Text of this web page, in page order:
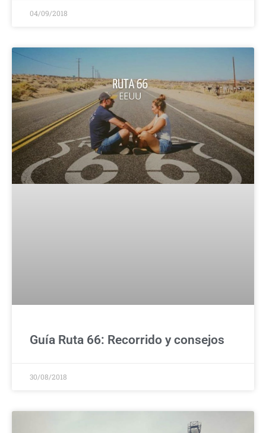
04/09/2018
Guía Ruta 66: Recorrido y consejos
30/08/2018